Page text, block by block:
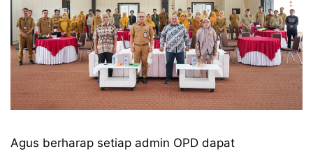
Agus berharap setiap admin OPD dapat